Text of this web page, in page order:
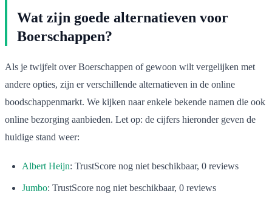
Wat zijn goede alternatieven voor
Boerschappen?
Als je twijfelt over Boerschappen of gewoon wilt vergelijken met
andere opties, zijn er verschillende alternatieven in de online
boodschappenmarkt. We kijken naar enkele bekende namen die ook
online bezorging aanbieden. Let op: de cijfers hieronder geven de
huidige stand weer:
Albert Heijn: TrustScore nog niet beschikbaar, 0 reviews
Jumbo: TrustScore nog niet beschikbaar, 0 reviews